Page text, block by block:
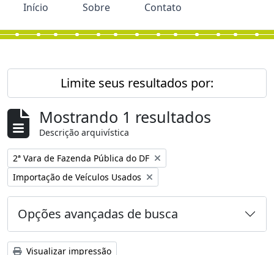
Início Sobre Contato
Limite seus resultados por:
Mostrando 1 resultados
Descrição arquivística
Remover filtro:
2ª Vara de Fazenda Pública do DF
Remover filtro:
Importação de Veículos Usados
Opções avançadas de busca
Visualizar impressão